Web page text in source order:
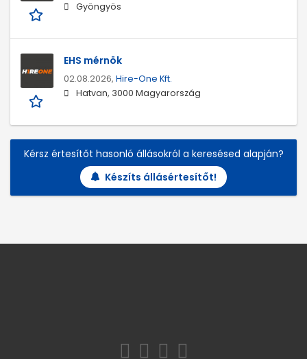
Gyöngyös
EHS mérnök
02.08.2026, Hire-One Kft.
Hatvan, 3000 Magyarország
Kérsz értesítőt hasonló állásokról a keresésed alapján?
Készíts állásértesítőt!